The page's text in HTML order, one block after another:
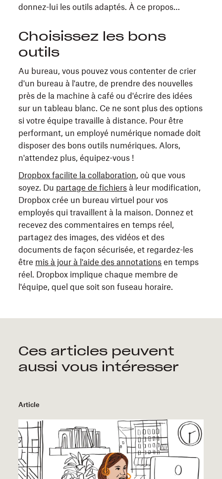
donnez-lui les outils adaptés. À ce propos…
Choisissez les bons
outils
Au bureau, vous pouvez vous contenter de crier
d'un bureau à l'autre, de prendre des nouvelles
près de la machine à café ou d'écrire des idées
sur un tableau blanc. Ce ne sont plus des options
si votre équipe travaille à distance. Pour être
performant, un employé numérique nomade doit
disposer des bons outils numériques. Alors,
n'attendez plus, équipez-vous !
Dropbox facilite la collaboration, où que vous
soyez. Du partage de fichiers à leur modification,
Dropbox crée un bureau virtuel pour vos
employés qui travaillent à la maison. Donnez et
recevez des commentaires en temps réel,
partagez des images, des vidéos et des
documents de façon sécurisée, et regardez-les
être mis à jour à l'aide des annotations en temps
réel. Dropbox implique chaque membre de
l'équipe, quel que soit son fuseau horaire.
Ces articles peuvent
aussi vous intéresser
Article